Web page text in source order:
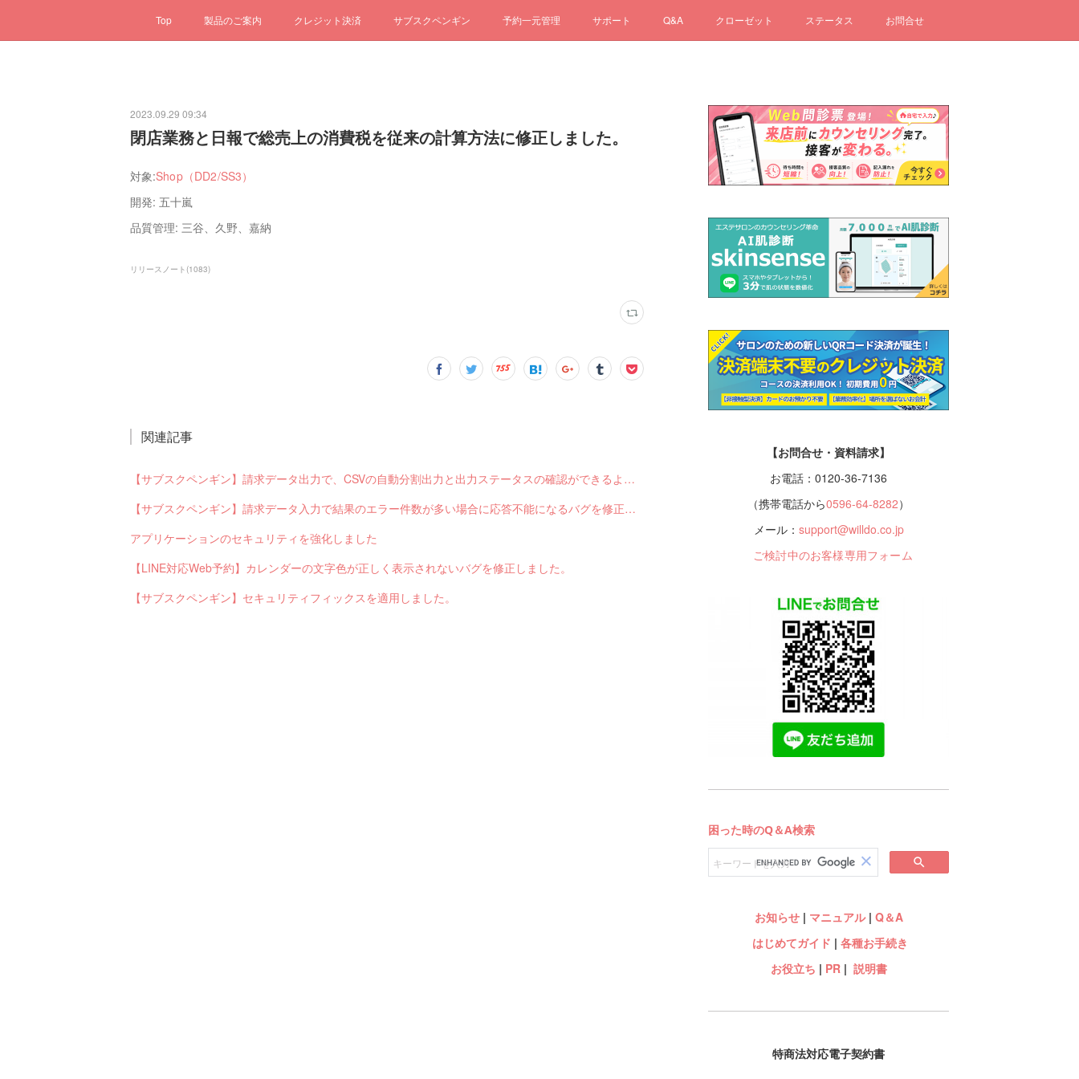
Top 製品のご案内 クレジット決済 サブスクペンギン 予約一元管理 サポート Q&A クローゼット ステータス お問合せ
2023.09.29 09:34
閉店業務と日報で総売上の消費税を従来の計算方法に修正しました。
対象:Shop（DD2/SS3）
開発: 五十嵐
品質管理: 三谷、久野、嘉納
リリースノート (1083)
関連記事
【サブスクペンギン】請求データ出力で、CSVの自動分割出力と出力ステータスの確認ができるようになりました。
【サブスクペンギン】請求データ入力で結果のエラー件数が多い場合に応答不能になるバグを修正しました。
アプリケーションのセキュリティを強化しました
【LINE対応Web予約】カレンダーの文字色が正しく表示されないバグを修正しました。
【サブスクペンギン】セキュリティフィックスを適用しました。
【お問合せ・資料請求】
お電話：0120-36-7136
（携帯電話から0596-64-8282）
メール： support@willdo.co.jp
ご検討中のお客様専用フォーム
お知らせ| マニュアル| Q＆A
はじめてガイド | 各種お手続き
お役立ち | PR| 説明書
特商法対応電子契約書